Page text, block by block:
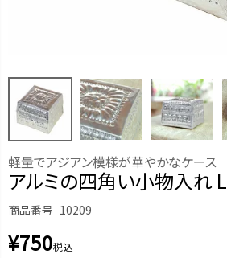
軽量でアジアン模様が華やかなケース
アルミの四角い小物入れ L
商品番号 10209
¥750税込